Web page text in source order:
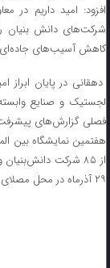
افزود: امید داریم در
کاهش آسیب‌های جاده‌ای
دهقانی در پایان ابراز
لجستیک و صنایع
فصلی گزارش‌های پیشرفت
هفتمین نمایشگاه بین
از ۸۵ شرکت
۲۹ آذرماه در محل مصلای بزرگ امام خمینی (ره) تهران در حال برگزاری است.